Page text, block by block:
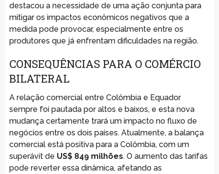
destacou a necessidade de uma ação conjunta para
mitigar os impactos econômicos negativos que a
medida pode provocar, especialmente entre os
produtores que já enfrentam dificuldades na região.
CONSEQUÊNCIAS PARA O COMÉRCIO
BILATERAL
A relação comercial entre Colômbia e Equador
sempre foi pautada por altos e baixos, e esta nova
mudança certamente trará um impacto no fluxo de
negócios entre os dois países. Atualmente, a balança
comercial está positiva para a Colômbia, com um
superávit de US$ 849 milhões. O aumento das tarifas
pode reverter essa dinâmica, afetando as